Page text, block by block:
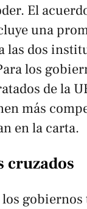
El
una
las dos
los
de la
más
en la carta.
cruzados
los